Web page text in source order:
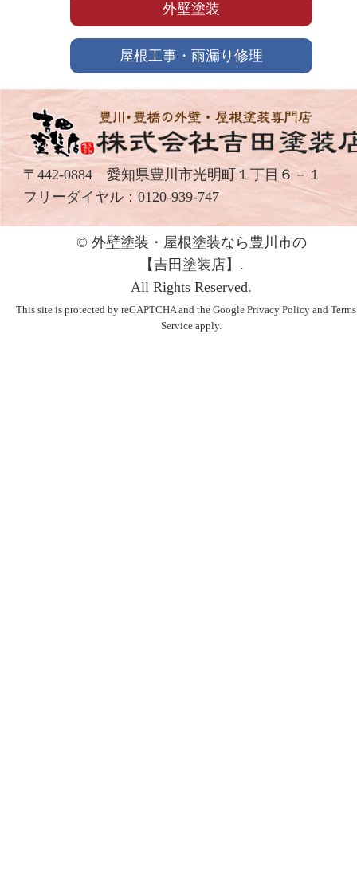
外壁塗装
屋根工事・雨漏り修理
〒442-0884 愛知県豊川市光明町１丁目６－１
フリーダイヤル： 0120-939-747
© 外壁塗装・屋根塗装なら豊川市の
【吉⽥塗装店】.
All Rights Reserved.
This site is protected by reCAPTCHA and the Google Privacy Policyand
Service apply.